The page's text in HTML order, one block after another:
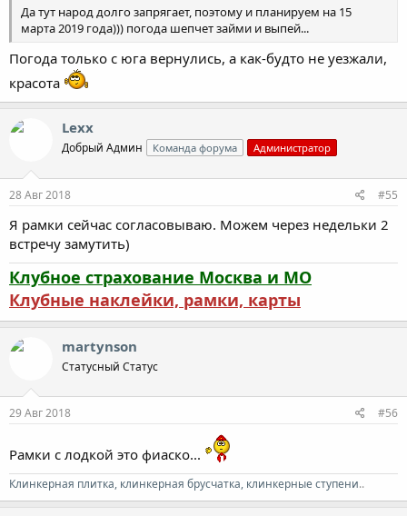
Да тут народ долго запрягает, поэтому и планируем на 15
марта 2019 года))) погода шепчет займи и выпей...
Погода только с юга вернулись, а как-будто не уезжали,
красота
Lexx
Добрый Админ Команда форума Администратор
28 Авг 2018 #55
Я рамки сейчас согласовываю. Можем через недельки 2
встречу замутить)
Клубное страхование Москва и МО
Клубные наклейки, рамки, карты
martynson
Cтатусный Cтатус
29 Авг 2018 #56
Рамки с лодкой это фиаско...
Клинкерная плитка, клинкерная брусчатка, клинкерные ступени..